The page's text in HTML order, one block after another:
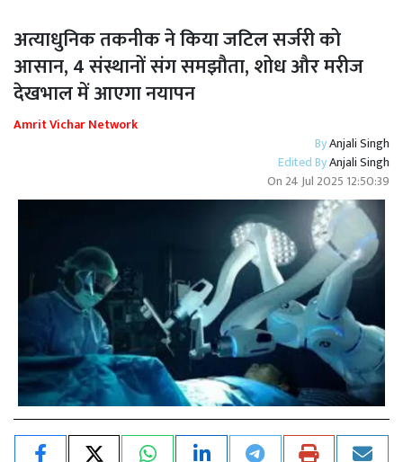
अत्याधुनिक तकनीक ने किया जटिल सर्जरी को
आसान, 4 संस्थानों संग समझौता, शोध और मरीज
देखभाल में आएगा नयापन
Amrit Vichar Network
ByAnjali Singh
Edited ByAnjali Singh
On 24 Jul 2025 12:50:39